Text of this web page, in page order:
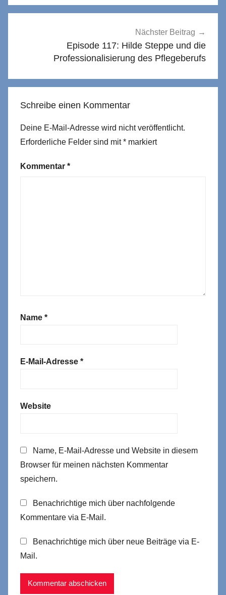
Nächster Beitrag
Episode 117: Hilde Steppe und die
Professionalisierung des Pflegeberufs
Schreibe einen Kommentar
Deine E-Mail-Adresse wird nicht veröffentlicht.
Erforderliche Felder sind mit* markiert
Kommentar *
Name *
E-Mail-Adresse *
Website
Name, E-Mail-Adresse und Website in diesem
Browser für meinen nächsten Kommentar
speichern.
Benachrichtige mich über nachfolgende
Kommentare via E-Mail.
Benachrichtige mich über neue Beiträge via E-
Mail.